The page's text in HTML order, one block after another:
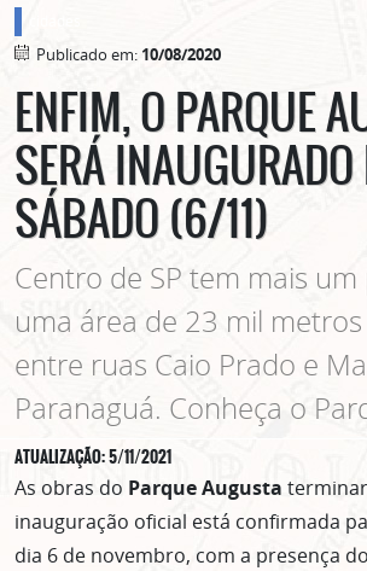
Publicado em: 10/08/2020
ENFIM, O PARQUE
SERÁ INAUGURADO
SÁBADO (6/11)
Centro de SP tem mais
uma área de 23 mil
entre ruas Caio Prado e
Paranaguá. Conheça o
ATUALIZAÇÃO: 5/11/2021
As obras do Parque Augusta
inauguração oficial está confirmada
dia 6 de novembro, com a presença